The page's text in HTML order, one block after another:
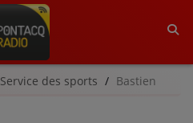
Service des sports Bastien